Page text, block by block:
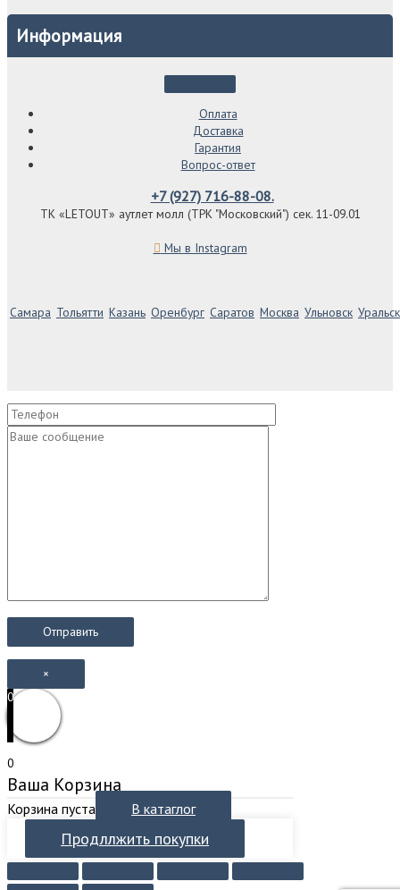
Информация
Оплата
Доставка
Гарантия
Вопрос-ответ
+7 (927) 716-88-08.
ТК «LETOUT» аутлет молл (ТРК "Московский") сек. 11-09.01
Мы в Instagram
Самара Тольятти Казань Оренбург Саратов Москва Ульновск Уральск
×
0
0
Ваша Корзина
Корзина пуста В катаглог
Продллжить покупки